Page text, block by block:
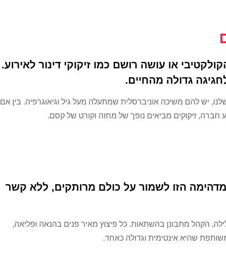
או עושה רושם כמו זיקוקי דינור לאירוע.
גדולה מהחיים.
יש להם משיכה אוניברסלית שמתעלה מעל גיל וגיאוגרפיה. בין אם
חברה, זיקוקים מביאים נופך של מחזה וקורט של קסם.
הזו לשמור על כולם מרותקים, ללא קשר
הקהל מתבונן בהשתאות. כל פיצוץ מאיר פנים בהנאה ופליאה,
משותפת שהיא אינטימית וגדולה כאחד.